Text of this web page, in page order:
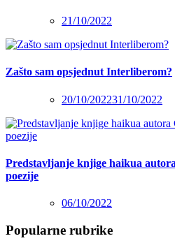
21/10/2022
Zašto sam opsjednut Interliberom?
20/10/202231/10/2022
Predstavljanje knjige haikua
poezije
06/10/2022
Popularne rubrike